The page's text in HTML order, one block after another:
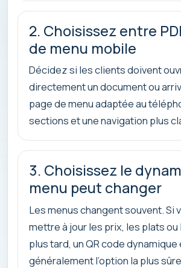
2. Choisissez entre
de menu mobile
Décidez si les clients doivent
directement un document ou
page de menu adaptée au
sections et une navigation plus
3. Choisissez le
menu peut changer
Les menus changent souvent. Si
mettre à jour les prix, les plats
plus tard, un QR code dynamique
généralement l’option la plus